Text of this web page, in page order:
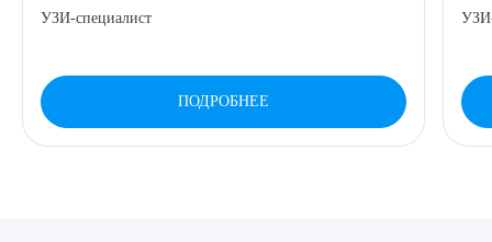
УЗИ-специалист
ПОДРОБНЕЕ